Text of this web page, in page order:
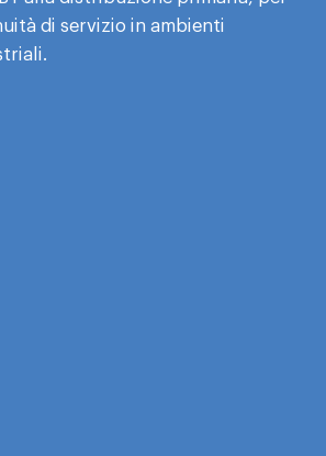
di servizio in ambienti